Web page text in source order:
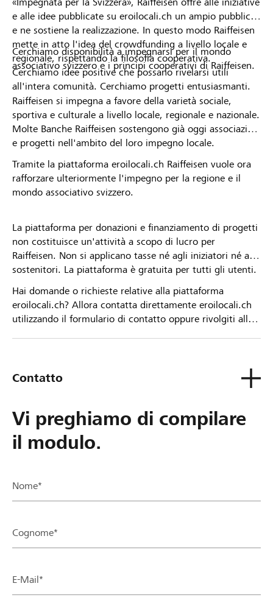
e alle idee pubblicate su eroilocali.ch un ampio pubblico
e ne sostiene la realizzazione. In questo modo Raiffeisen
mette in atto l'idea del crowdfunding a livello locale e
regionale, rispettando la filosofia cooperativa.
Cerchiamo idee positive che possano rivelarsi utili
all'intera comunità. Cerchiamo progetti entusiasmanti.
Cerchiamo disponibilità a impegnarsi per il mondo
associativo svizzero e i principi cooperativi di Raiffeisen.
Raiffeisen si impegna a favore della varietà sociale,
sportiva e culturale a livello locale, regionale e nazionale.
Molte Banche Raiffeisen sostengono già oggi associazioni
e progetti nell'ambito del loro impegno locale.
Tramite la piattaforma eroilocali.ch Raiffeisen vuole ora
rafforzare ulteriormente l'impegno per la regione e il
mondo associativo svizzero.
La piattaforma per donazioni e finanziamento di progetti
non costituisce un'attività a scopo di lucro per
Raiffeisen. Non si applicano tasse né agli iniziatori né ai
sostenitori. La piattaforma è gratuita per tutti gli utenti.
Hai domande o richieste relative alla piattaforma
eroilocali.ch? Allora contatta direttamente eroilocali.ch
utilizzando il formulario di contatto oppure rivolgiti alla
Contatto
Vi preghiamo di compilare
il modulo.
Nome*
Cognome*
E-Mail*